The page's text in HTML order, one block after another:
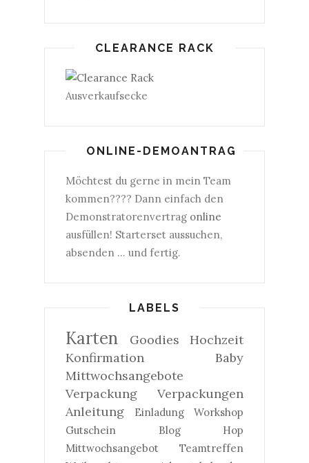
CLEARANCE RACK
Ausverkaufsecke
ONLINE-DEMOANTRAG
Möchtest du gerne in mein Team
kommen???? Dann einfach den
Demonstratorenvertrag online
ausfüllen! Starterset aussuchen,
absenden ... und fertig.
LABELS
Karten Goodies
Hochzeit
Konfirmation
Baby
Mittwochsangebote
Verpackung
Verpackungen
Anleitung
Einladung
Workshop
Gutschein
Blog Hop
Mittwochsangebot
Teamtreffen